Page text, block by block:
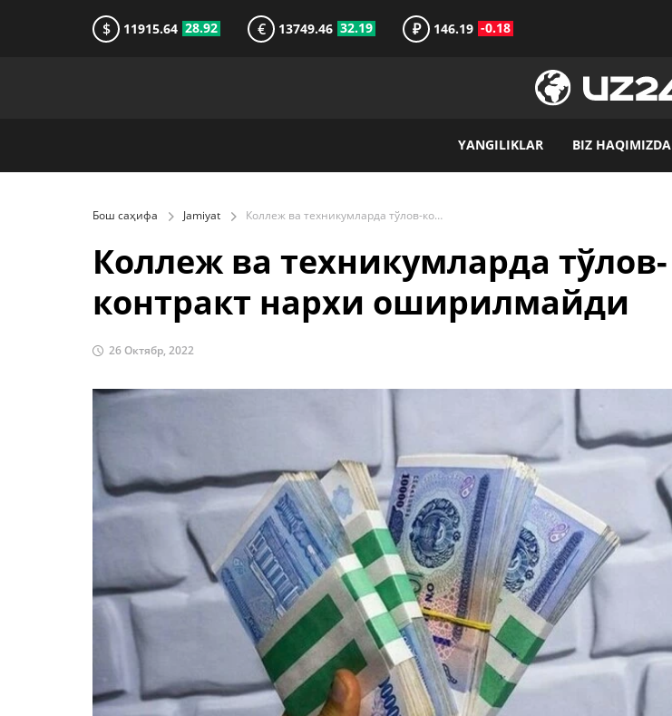
$ 11915.64 28.92 € 13749.46 32.19 ₽ 146.19 -0.18
YANGILIKLAR BIZ HAQIMIZDA
Бош саҳифа Jamiyat Коллеж ва техникумларда тўлов-контракт нархи оширилмайди
Коллеж ва техникумларда тўлов-
контракт нархи оширилмайди
26 Октябр, 2022